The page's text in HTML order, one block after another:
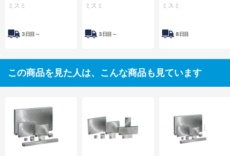
ミスミ
3日目～
ミスミ
3日目～
ミスミ
8日目
この商品を見た人は、こんな商品も見ています